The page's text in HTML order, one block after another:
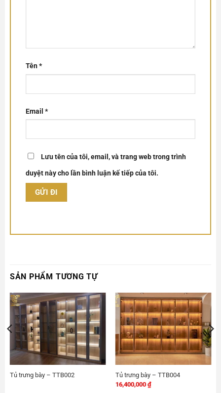
Tên*
Email *
Lưu tên của tôi, email, và trang web trong trình
duyệt này cho lần bình luận kế tiếp của tôi.
SẢN PHẨM TƯƠNG TỰ
Tủ trưng bày – TTB002
Tủ trưng bày – TTB004
16,400,000 ₫